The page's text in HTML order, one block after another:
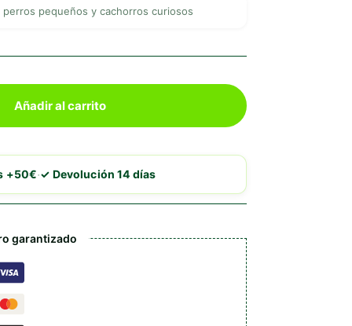
perros pequeños y cachorros curiosos
Añadir al carrito
+50€·✓ Devolución 14 días
garantizado